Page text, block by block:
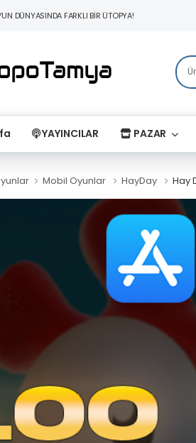
DÜNYASINDA FARKLI BİR ÜTOPYA!
YAYINCILAR PAZAR
Mobil Oyunlar HayDay Hay